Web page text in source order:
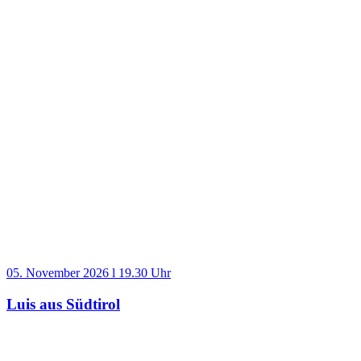
05. November 2026 l 19.30 Uhr
Luis aus Südtirol